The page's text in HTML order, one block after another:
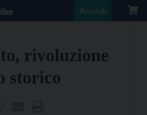
Accedi
rivoluzione
storico